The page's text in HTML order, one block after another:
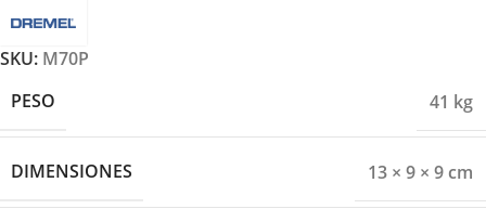
SKU: M70P
PESO
41 kg
DIMENSIONES 13 × 9 × 9 cm